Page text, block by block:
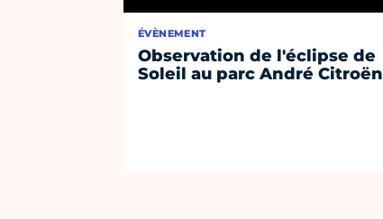
ÉVÈNEMENT
Observation de l'éclipse de
Soleil au parc André Citroën